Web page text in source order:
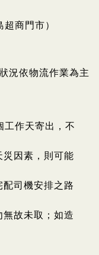
商門市）
況依物流作業為主
作天寄出，不
因素，則可能
司機安排之路
故未取；如造